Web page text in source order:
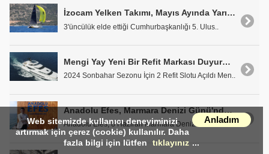
İzocam Yelken Takımı, Mayıs Ayında Yarışlarda Adından Söz Ettirdi
3'üncülük elde ettiği Cumhurbaşkanlığı 5. Ulus..
Mengi Yay Yeni Bir Refit Markası Duyuruyor; 'Reviva Refit'
2024 Sonbahar Sezonu İçin 2 Refit Slotu Açıldı Men..
Anadolu Efes, Marmara Denizi Günü'nde Mercanların Sesi Oldu
Anadolu Efes, 8 Haziran Marmara Denizi Günü'nd..
Anladım
Web sitemizde kullanıcı deneyiminizi
artırmak için çerez (cookie) kullanılır. Daha
fazla bilgi için lütfen
tıklayınız ...